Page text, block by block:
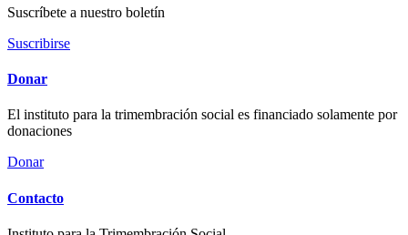
Suscríbete a nuestro boletín
Suscribirse
Donar
El instituto para la trimembración social es financiado solamente por
donaciones
Donar
Contacto